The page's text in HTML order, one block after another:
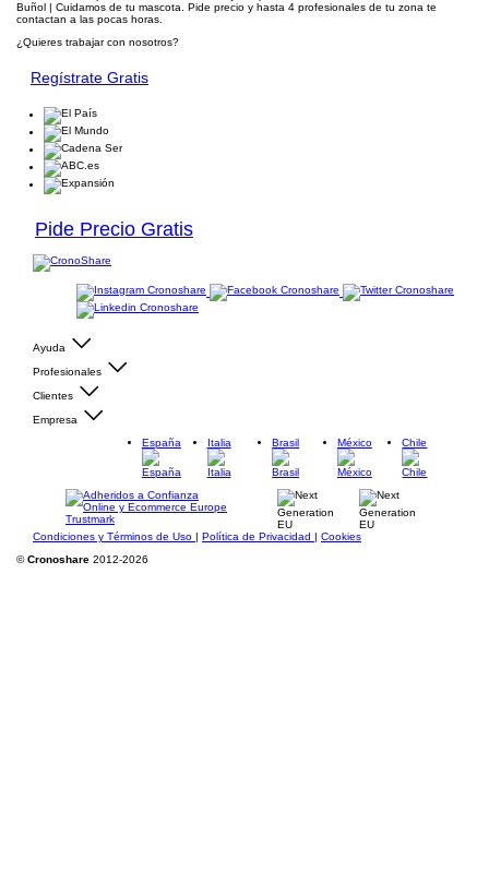
Buñol | Cuidamos de tu mascota. Pide precio y hasta 4 profesionales de tu zona te
contactan a las pocas horas.
¿Quieres trabajar con nosotros?
Regístrate Gratis
Pide Precio Gratis
Ayuda
Profesionales
Clientes
Empresa
España
Italia Brasil México Chile
Condiciones y Términos de Uso | Política de Privacidad | Cookies
©Cronoshare 2012-2026